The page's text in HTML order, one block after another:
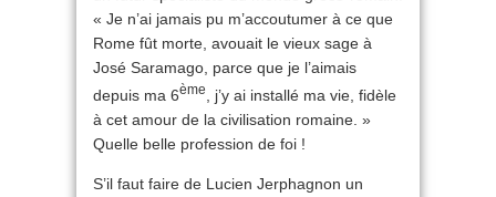
« Je n’ai jamais pu m’accoutumer à ce que
Rome fût morte, avouait le vieux sage à
José Saramago, parce que je l’aimais
depuis ma 6ème
, j’y ai installé ma vie, fidèle
à cet amour de la civilisation romaine. »
Quelle belle profession de foi !
S’il faut faire de Lucien Jerphagnon un